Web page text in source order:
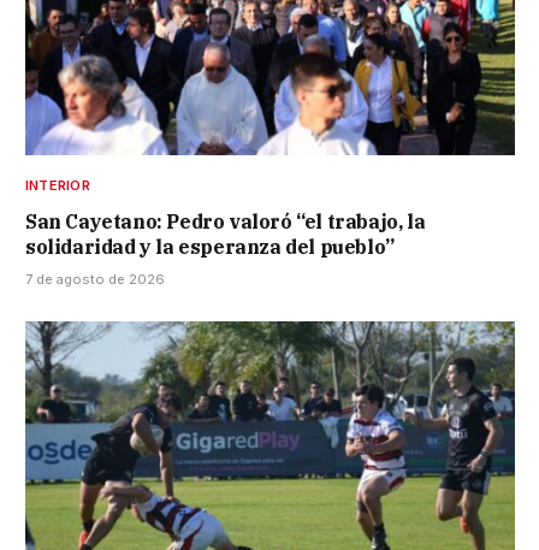
INTERIOR
San Cayetano: Pedro valoró “el trabajo, la
solidaridad y la esperanza del pueblo”
7 de agosto de 2026